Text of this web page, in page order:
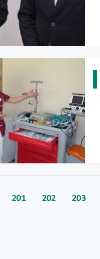
201 202 203